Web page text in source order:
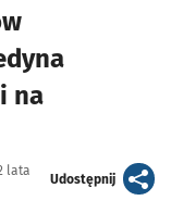
na
lata
Udostępnijartykuł